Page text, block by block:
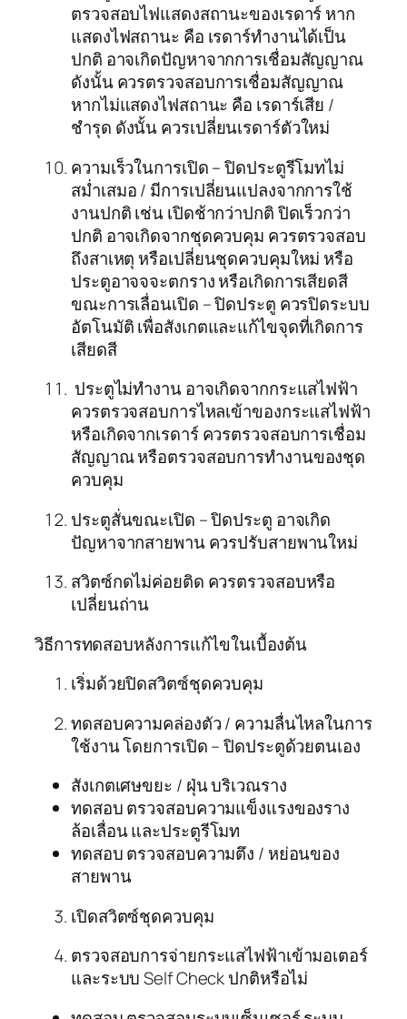
ตรวจสอบไฟแสดงสถานะของเรดาร์ หาก
แสดงไฟสถานะ คือ เรดาร์ทำงานได้เป็น
ปกติ อาจเกิดปัญหาจากการเชื่อมสัญญาณ
ดังนั้น ควรตรวจสอบการเชื่อมสัญญาณ
หากไม่แสดงไฟสถานะ คือ เรดาร์เสีย /
ชำรุด ดังนั้น ควรเปลี่ยนเรดาร์ตัวใหม่
ความเร็วในการเปิด – ปิดประตูรีโมทไม่
สม่ำเสมอ / มีการเปลี่ยนแปลงจากการใช้
งานปกติ เช่น เปิดช้ากว่าปกติ ปิดเร็วกว่า
ปกติ อาจเกิดจากชุดควบคุม ควรตรวจสอบ
ถึงสาเหตุ หรือเปลี่ยนชุดควบคุมใหม่ หรือ
ประตูอาจจจะตกราง หรือเกิดการเสียดสี
ขณะการเลื่อนเปิด – ปิดประตู ควรปิดระบบ
อัตโนมัติ เพื่อสังเกตและแก้ไขจุดที่เกิดการ
เสียดสี
ประตูไม่ทำงาน อาจเกิดจากกระแสไฟฟ้า
ควรตรวจสอบการไหลเข้าของกระแสไฟฟ้า
หรือเกิดจากเรดาร์ ควรตรวจสอบการเชื่อม
สัญญาณ หรือตรวจสอบการทำงานของชุด
ควบคุม
ประตูสั่นขณะเปิด – ปิดประตู อาจเกิด
ปัญหาจากสายพาน ควรปรับสายพานใหม่
สวิตซ์กดไม่ค่อยติด ควรตรวจสอบหรือ
เปลี่ยนถ่าน
วิธีการทดสอบหลังการแก้ไขในเบื้องต้น
เริ่มด้วยปิดสวิตซ์ชุดควบคุม
ทดสอบความคล่องตัว / ความลื่นไหลในการ
ใช้งาน โดยการเปิด – ปิดประตูด้วยตนเอง
สังเกตเศษขยะ / ฝุ่น บริเวณราง
ทดสอบ ตรวจสอบความแข็งแรงของราง
ล้อเลื่อน และประตูรีโมท
ทดสอบ ตรวจสอบความตึง / หย่อนของ
สายพาน
เปิดสวิตซ์ชุดควบคุม
ตรวจสอบการจ่ายกระแสไฟฟ้าเข้ามอเตอร์
และระบบ Self Check ปกติหรือไม่